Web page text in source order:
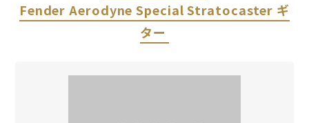
Fender Aerodyne Special Stratocaster ギ
ター